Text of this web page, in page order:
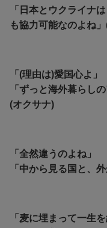
「日本とウクライナ
も協力可能なのよね
「(理由は)愛国心よ」
「ずっと海外暮らし
(オクサナ)
「全然違うのよね」
「中から見る国と、
「麦に埋まって一生